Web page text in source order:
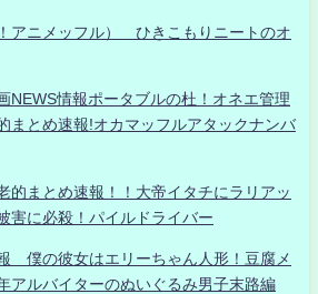
アニメッフル） ひきこもりニートのオ
NEWS情報ポータブルの杜！オネエ管理
まとめ速報!オカマッフルアタックナンバ
的まとめ速報！！大帝イタチにラリアッ
害に必殺！パイルドライバー
僕の彼女はエリーちゃん人形！豆腐メ
アルバイターのぬいぐるみ男子末路編